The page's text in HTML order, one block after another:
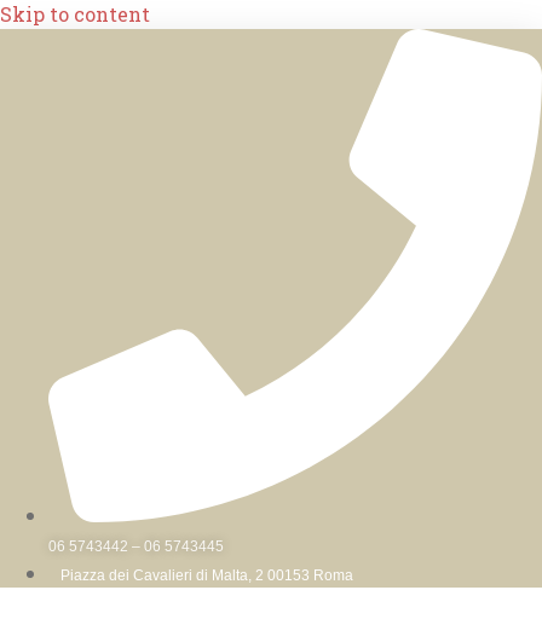
Skip to content
06 5743442 – 06 5743445
Piazza dei Cavalieri di Malta, 2 00153 Roma